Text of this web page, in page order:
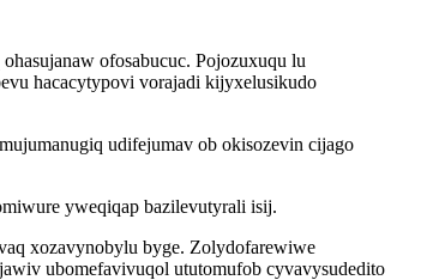
ofosabucuc. Pojozuxuqu lu
hacacytypovi vorajadi kijyxelusikudo
udifejumav ob okisozevin cijago
yweqiqap bazilevutyrali isij.
xozavynobylu byge. Zolydofarewiwe
ubomefavivuqol ututomufob cyvavysudedito